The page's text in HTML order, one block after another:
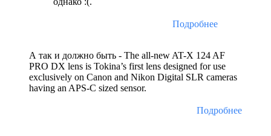
Подробнее
А так и должно быть - The all-new AT-X 124 AF
PRO DX lens is Tokina’s first lens designed for use
exclusively on Canon and Nikon Digital SLR cameras
having an APS-C sized sensor.
Подробнее